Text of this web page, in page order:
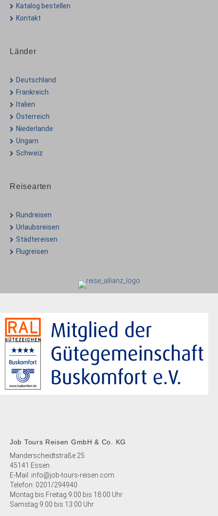
Katalog bestellen
Kontakt
Länder
Deutschland
Frankreich
Italien
Österreich
Niederlande
Ungarn
Schweiz
Reisearten
Rundreisen
Urlaubsreisen
Städtereisen
Flugreisen
Job Tours Reisen GmbH & Co. KG
Manderscheidtstraße 25
45141 Essen
E-Mail: info@job-tours-reisen.com
Telefon: 0201/294940
Montag bis Freitag 9:00 bis 18:00 Uhr
Samstag 9:00 bis 13:00 Uhr